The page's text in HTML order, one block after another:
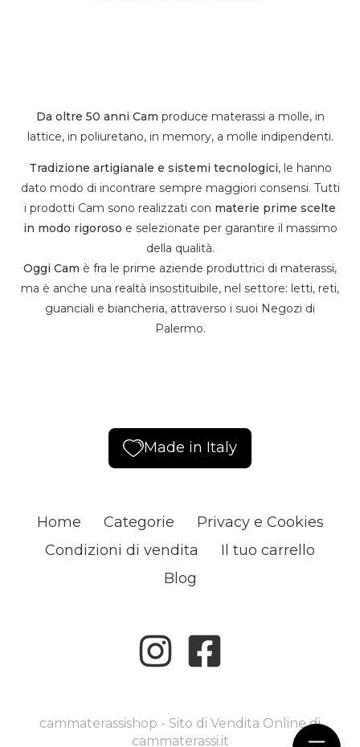
Da oltre 50 anni Cam produce materassi a molle, in
lattice, in poliuretano, in memory, a molle indipendenti.
Tradizione artigianale e sistemi tecnologici, le hanno
dato modo di incontrare sempre maggiori consensi. Tutti
i prodotti Cam sono realizzati con materie prime scelte
in modo rigoroso e selezionate per garantire il massimo
della qualità.
Oggi Cam è fra le prime aziende produttrici di materassi,
ma è anche una realtà insostituibile, nel settore: letti, reti,
guanciali e biancheria, attraverso i suoi Negozi di
Palermo.
Made in Italy
Home Categorie
Privacy e Cookies
Condizioni di vendita
Il tuo carrello
Blog
cammaterassishop - Sito di Vendita Online di
cammaterassi.it